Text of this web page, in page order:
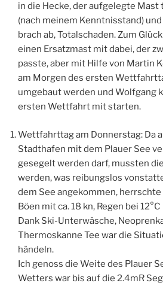
in die Hecke, der aufgelegte
(nach meinem Kenntnisstand)
brach ab, Totalschaden. Zum
einen Ersatzmast mit dabei, der
passte, aber mit Hilfe von Martin
am Morgen des ersten
umgebaut werden und Wolfgang
ersten Wettfahrt mit starten.
Wettfahrttag am Donnerstag: Da
Stadthafen mit dem Plauer See
gesegelt werden darf, mussten
werden, was reibungslos
dem See angekommen,
Böen mit ca. 18 kn, Regen bei
Dank Ski-Unterwäsche,
Thermoskanne Tee war die
händeln.
Ich genoss die Weite des Plauer
Wetters war bis auf die 2.4mR